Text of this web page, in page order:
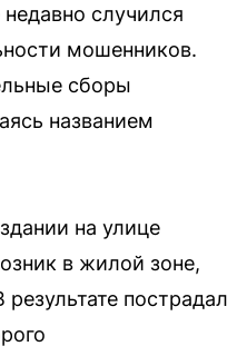
случился
мошенников.
сборы
названием
на улице
в жилой зоне,
пострадал